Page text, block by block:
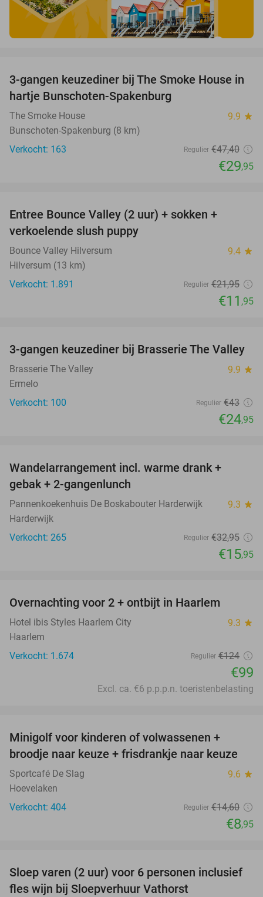
37%
3-gangen keuzediner bij The Smoke House in
hartje Bunschoten-Spakenburg
The Smoke House 9.9 star
Bunschoten-Spakenburg (8 km)
Verkocht: 163
Regulier €47,40
€29,95
Entree Bounce Valley (2 uur) + sokken +
verkoelende slush puppy
Bounce Valley Hilversum 9.4 star
Hilversum (13 km)
Verkocht: 1.891
Regulier €21,95
€11 ,95
42%
3-gangen keuzediner bij Brasserie The Valley
Brasserie The Valley 9.9 star
Ermelo
Verkocht: 100
Regulier €43
€24,95
Wandelarrangement incl. warme drank +
gebak + 2-gangenlunch
Pannenkoekenhuis De Boskabouter Harderwijk 9.3 star
Harderwijk
Verkocht: 265
Regulier €32,95
€15,95
Overnachting voor 2 + ontbijt in Haarlem
Hotel ibis Styles Haarlem City 9.3 star
Haarlem
Verkocht: 1.674
Regulier €124
€99
Excl. ca. €6 p.p.p.n. toeristenbelasting
Minigolf voor kinderen of volwassenen +
broodje naar keuze + frisdrankje naar keuze
Sportcafé De Slag 9.6 star
Hoevelaken
Verkocht: 404
Regulier €14,60
€8,95
41%
Sloep varen (2 uur) voor 6 personen inclusief
fles wijn bij Sloepverhuur Vathorst